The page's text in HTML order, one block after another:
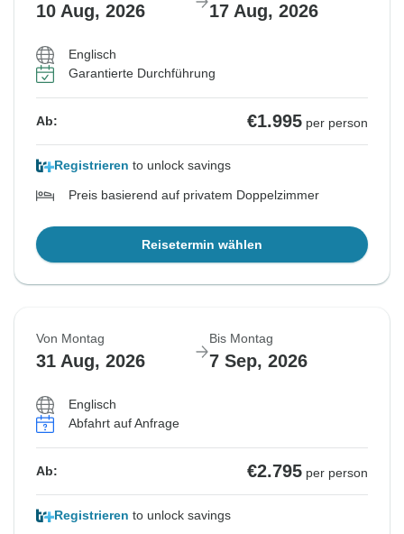
10 Aug, 2026 17 Aug, 2026
Englisch
Garantierte Durchführung
Ab: €1.995 per person
Registrieren to unlock savings
Preis basierend auf privatem Doppelzimmer
Reisetermin wählen
Von Montag
31 Aug, 2026
Bis Montag
7 Sep, 2026
Englisch
Abfahrt auf Anfrage
Ab: €2.795 per person
Registrieren to unlock savings